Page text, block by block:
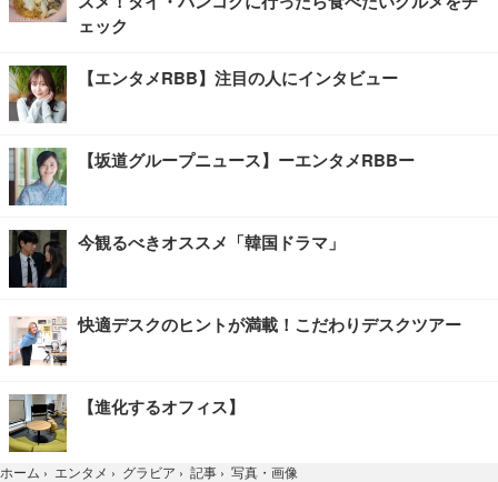
ェック
【エンタメRBB】注目の人にインタビュー
【坂道グループニュース】ーエンタメRBBー
今観るべきオススメ「韓国ドラマ」
快適デスクのヒントが満載！こだわりデスクツアー
【進化するオフィス】
ホーム › エンタメ › グラビア › 記事 › 写真・画像